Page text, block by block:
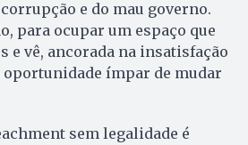
e do mau governo.
para ocupar um espaço que
e vê, ancorada na insatisfação
oportunidade ímpar de mudar
sem legalidade é